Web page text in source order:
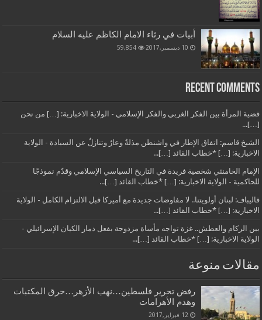
أبيات في رثاء الامام الكاظم عليه السلام
10 ديسمبر,2017 59,854
Recent Comments
قضية المرأة بين الفكر الغربي والفكر الإسلامي - الولاية الاخبارية: […] من نحن
[…]...
الشيخ قاسم: اتفاق الإطار في واشنطن مذلةٌ وعارٌ وتنازلٌ عن السيادة - الولاية
الاخبارية: […] *خطاب القائد […]...
الإمام الخامنئي شخصية فريدة في التاريخ السياسي الإسلامي وقدّم نموذجًا
للحاكمية - الولاية الاخبارية: […] *خطاب القائد […]...
قاليباف: لبنان أولويتنا.. لا مفاوضات جديدة مع أميركا قبل الالتزام الكامل - الولاية
الاخبارية: […] *خطاب القائد […]...
بين الركام والعطش.. غزة تواجه مأساة مزدوجة بفعل دمار الكيان الإسرائيلي -
الولاية الاخبارية: […] *خطاب القائد […]...
مقالات منوعة
رفض تحرير فلسطين…نهب الأزهر…حرق المكتبات
وهدم الأهرامات
12 فبراير,2017